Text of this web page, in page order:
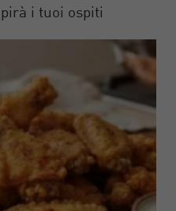
i tuoi ospiti